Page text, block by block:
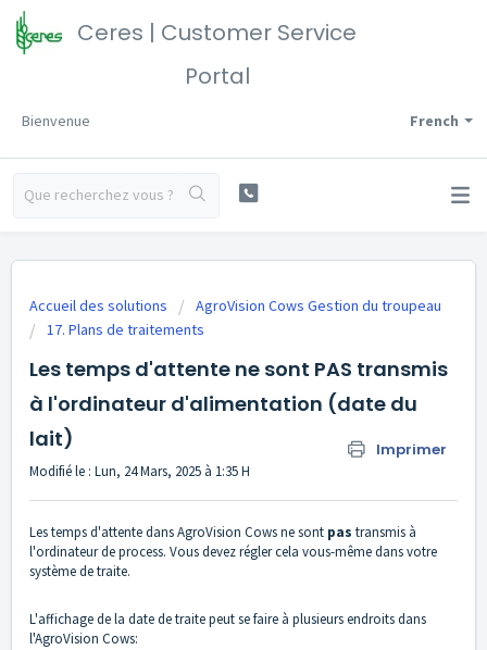
Ceres | Customer Service
Portal
French
Bienvenue
Accueil des solutions
AgroVision Cows Gestion du troupeau
17. Plans de traitements
Les temps d'attente ne sont PAS transmis
à l'ordinateur d'alimentation (date du
lait)
Imprimer
Modifié le : Lun, 24 Mars, 2025 à 1:35 H
Les temps d'attente dans AgroVision Cows ne sont pas transmis à
l'ordinateur de process. Vous devez régler cela vous-même dans votre
système de traite.
L'affichage de la date de traite peut se faire à plusieurs endroits dans
l'AgroVision Cows: